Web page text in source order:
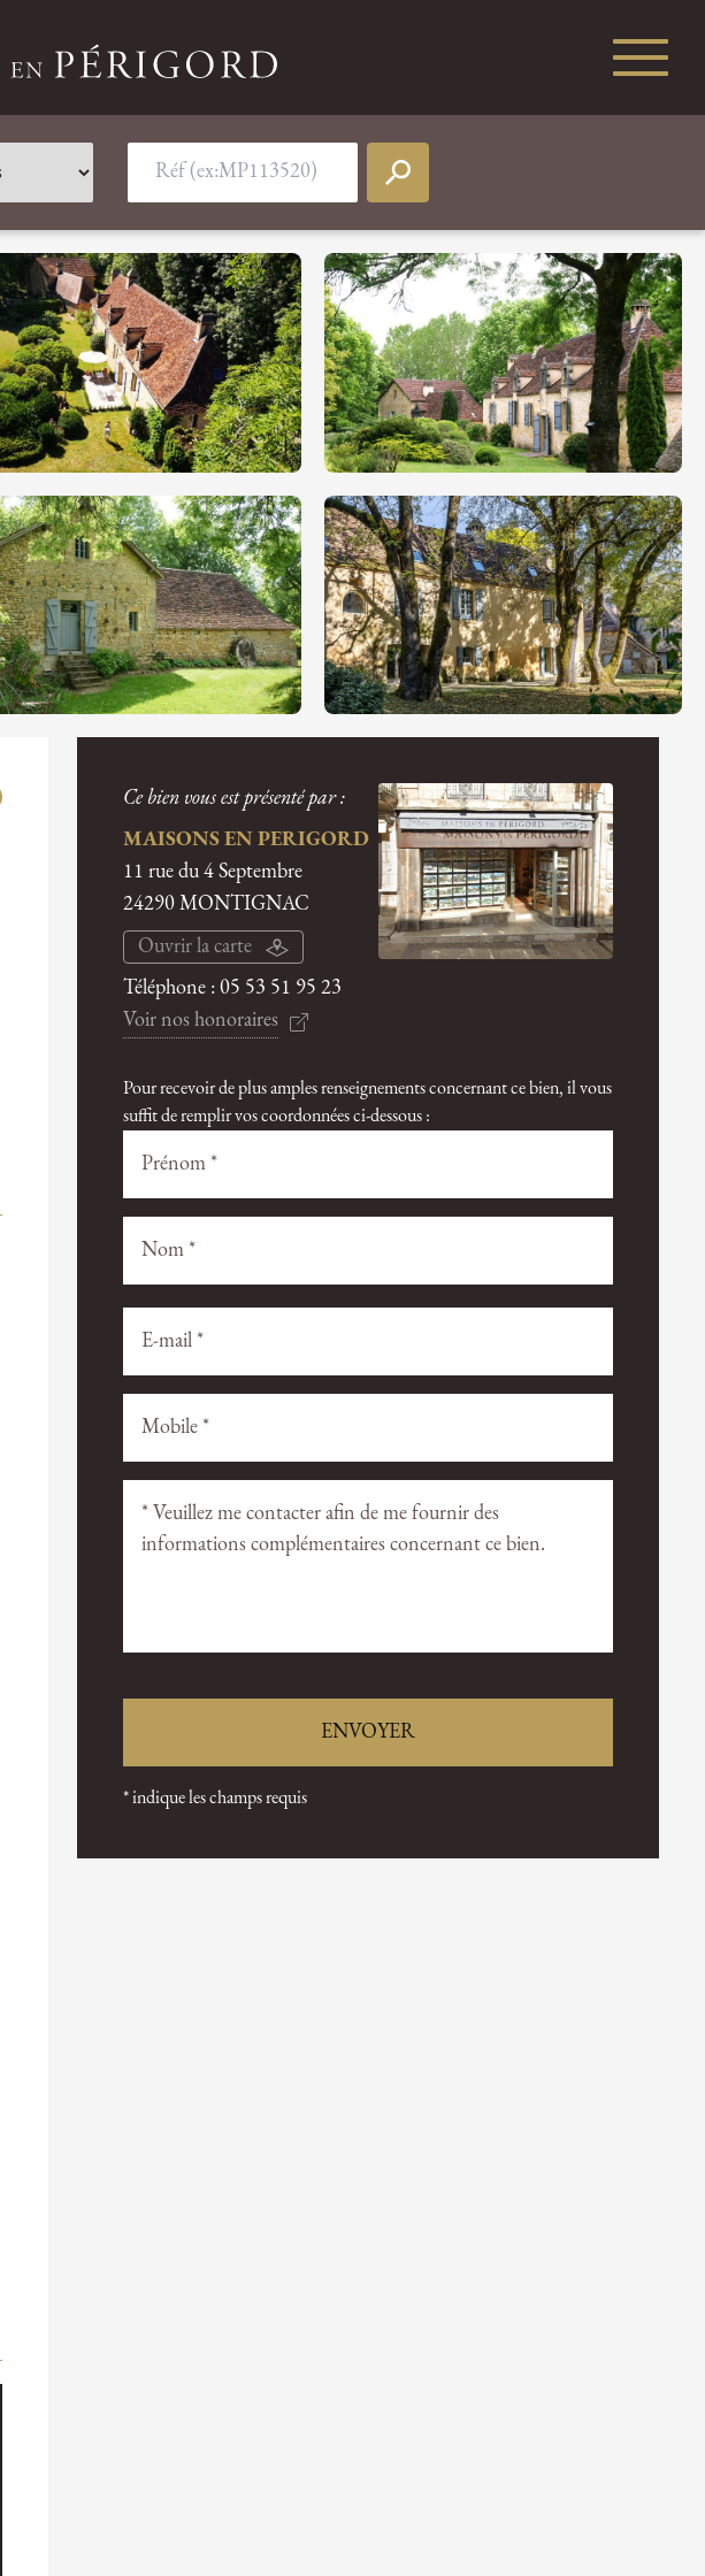
Ce bien vous est présenté par :
MAISONS EN PERIGORD
11 rue du 4 Septembre
24290 MONTIGNAC
Ouvrir la carte
Téléphone :05 53 51 95 23
Voir nos honoraires
Pour recevoir de plus amples renseignements concernant ce bien, il vous
suffit de remplir vos coordonnées ci-dessous :
laisser
ce
vide.
laisser
ce
vide.
* indique les champs requis